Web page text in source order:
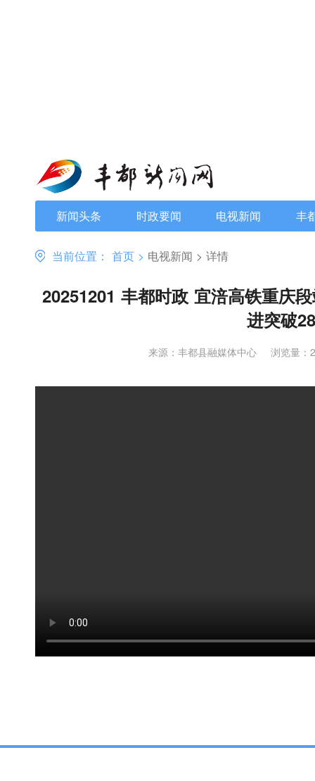
新闻头条 时政要闻 电视新闻 丰
当前位置： 首页 > 电视新闻 > 详情
20251201 丰都时政 宜涪高铁重庆
进突破
来源：丰都县融媒体中心 浏览量：